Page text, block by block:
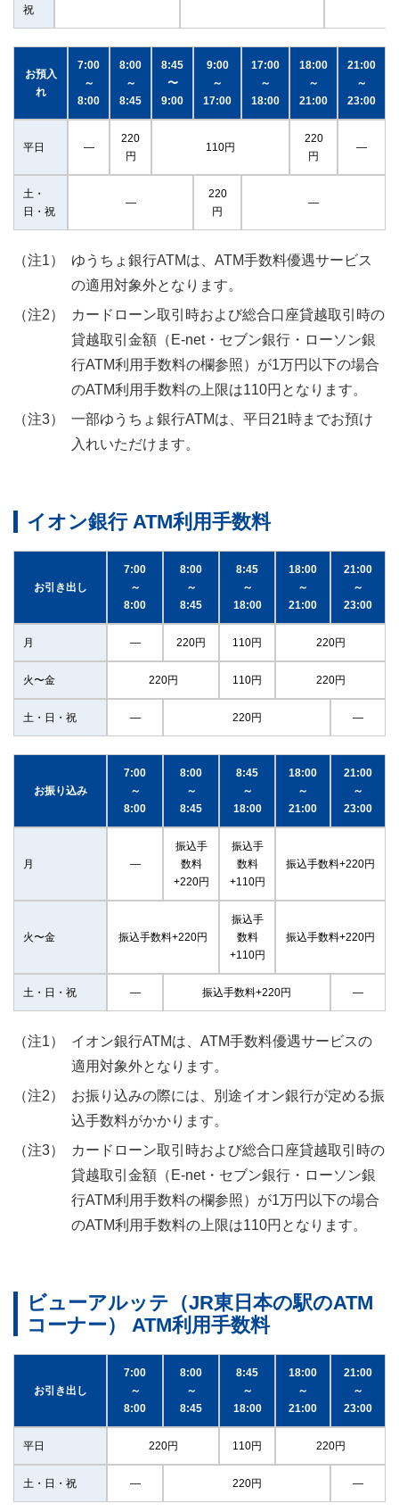
祝
お預入
れ
7:00
～
8:00
8:00
～
8:45
8:45
〜
9:00
9:00
～
17:00
17:00
～
18:00
18:00
～
21:00
21:00
～
23:00
平日 ―
220
円
110円
220
円
―
土・
日・祝
―
220
円
―
ゆうちょ銀行ATMは、ATM手数料優遇サービス
の適用対象外となります。
カードローン取引時および総合口座貸越取引時の
貸越取引金額（E-net・セブン銀行・ローソン銀
行ATM利用手数料の欄参照）が1万円以下の場合
のATM利用手数料の上限は110円となります。
一部ゆうちょ銀行ATMは、平日21時までお預け
入れいただけます。
イオン銀行 ATM利用手数料
お引き出し
7:00
～
8:00
8:00
～
8:45
8:45
～
18:00
18:00
～
21:00
21:00
～
23:00
月 ― 220円 110円 220円
火〜金 220円 110円 220円
土・日・祝 ― 220円 ―
お振り込み
7:00
～
8:00
8:00
～
8:45
8:45
～
18:00
18:00
～
21:00
21:00
～
23:00
月 ―
振込手
数料
+220円
振込手
数料
+110円
振込手数料+220円
火〜金 振込手数料+220円
振込手
数料
+110円
振込手数料+220円
土・日・祝 ― 振込手数料+220円 ―
イオン銀行ATMは、ATM手数料優遇サービスの
適用対象外となります。
お振り込みの際には、別途イオン銀行が定める振
込手数料がかかります。
カードローン取引時および総合口座貸越取引時の
貸越取引金額（E-net・セブン銀行・ローソン銀
行ATM利用手数料の欄参照）が1万円以下の場合
のATM利用手数料の上限は110円となります。
ビューアルッテ（JR東日本の駅のATM
コーナー） ATM利用手数料
お引き出し
7:00
～
8:00
8:00
～
8:45
8:45
～
18:00
18:00
～
21:00
21:00
～
23:00
平日 220円 110円 220円
土・日・祝 ― 220円 ―